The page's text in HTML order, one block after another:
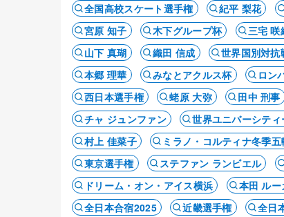
全国高校スケート選手権
紀平 梨花
宮原 知子
木下グループ杯 三宅 咲
山下 真瑚
織田 信成 世界国別対抗
本郷 理華
みなとアクルス杯 ロン
西日本選手権
蛯原 大弥 田中 刑事
チャ ジュンファン
世界ユニバーシテ
村上 佳菜子
ミラノ・コルティナ冬季
東京選手権
ステファン ランビエル
ドリーム・オン・アイス横浜
本田 ル
全日本合宿2025
近畿選手権 全日